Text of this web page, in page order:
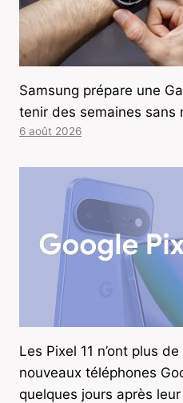
Samsung prépare une
tenir des semaines sans
6 août 2026
Les Pixel 11 n’ont plus
nouveaux téléphones
quelques jours après